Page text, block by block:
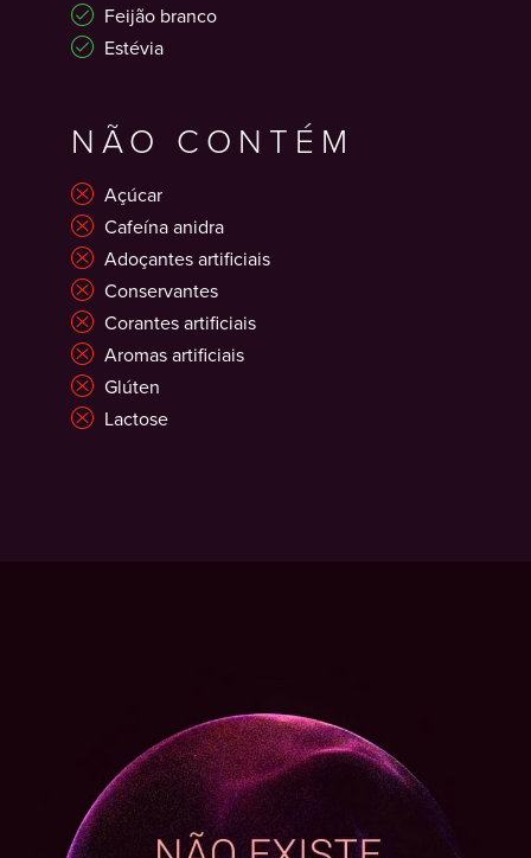
Feijão branco
Estévia
NÃO CONTÉM
Açúcar
Cafeína anidra
Adoçantes artificiais
Conservantes
Corantes artificiais
Aromas artificiais
Glúten
Lactose